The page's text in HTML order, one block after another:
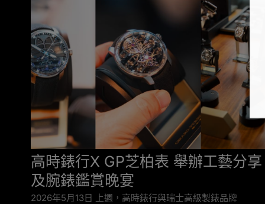
高時錶行X GP芝柏表 舉辦工藝分享
及腕錶鑑賞晚宴
2026年5月13日 上週，高時錶行與瑞士高級製錶品牌